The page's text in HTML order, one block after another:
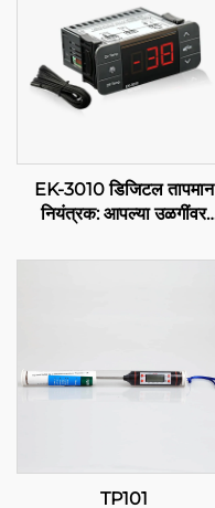
EK-3010 डिजिटल तापमान
नियंत्रक: आपल्या उळगींवर
TP101